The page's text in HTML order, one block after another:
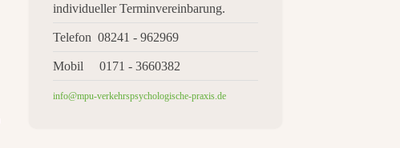
individueller Terminvereinbarung.
Telefon 08241 - 962969
Mobil 0171 - 3660382
info@mpu-verkehrspsychologische-praxis.de